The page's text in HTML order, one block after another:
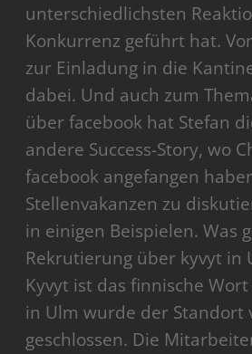
unterschiedlichsten
Konkurrenz geführt hat.
zur Einladung in die
dabei. Und auch zum
über facebook hat Stefan
andere Success-Story, wo
facebook angefangen
Stellenvakanzen zu
in einigen Beispielen. Was
Rekrutierung über kyvyt in
Kyvyt ist das finnische
in Ulm wurde der Standort
geschlossen. Die